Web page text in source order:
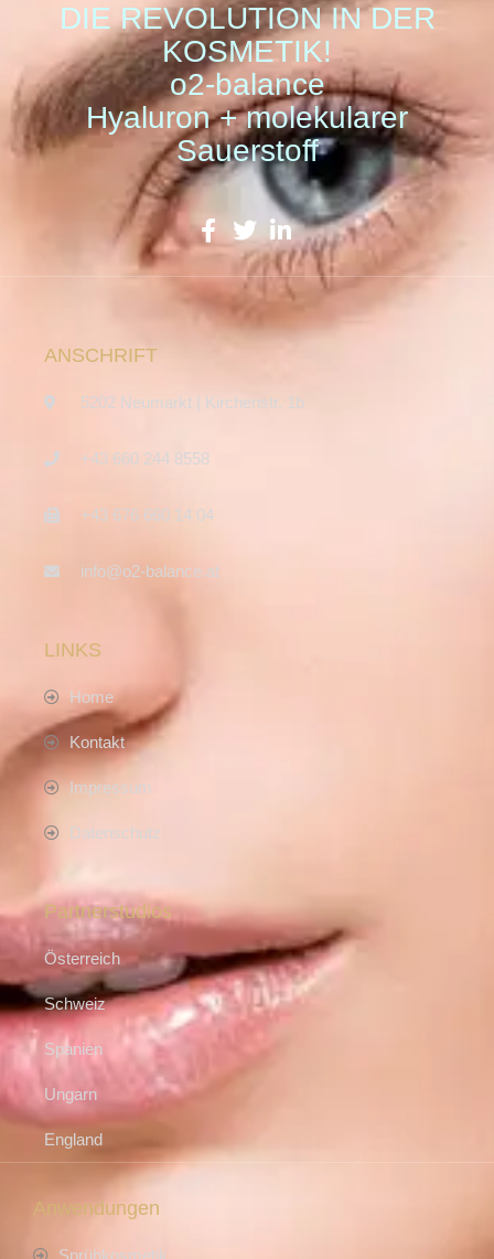
DIE REVOLUTION IN DER
KOSMETIK!
o2-balance
Hyaluron + molekularer
Sauerstoff
ANSCHRIFT
5202 Neumarkt | Kirchenstr. 1b
+43 660 244 8558
+43 676 660 14 04
info@o2-balance.at
LINKS
Home
Kontakt
Impressum
Datenschutz
Partnerstudios
Österreich
Schweiz
Spanien
Ungarn
England
Anwendungen